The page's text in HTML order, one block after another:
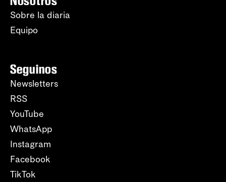
Sobre la diaria
Equipo
Seguinos
Newsletters
RSS
YouTube
WhatsApp
Instagram
Facebook
TikTok